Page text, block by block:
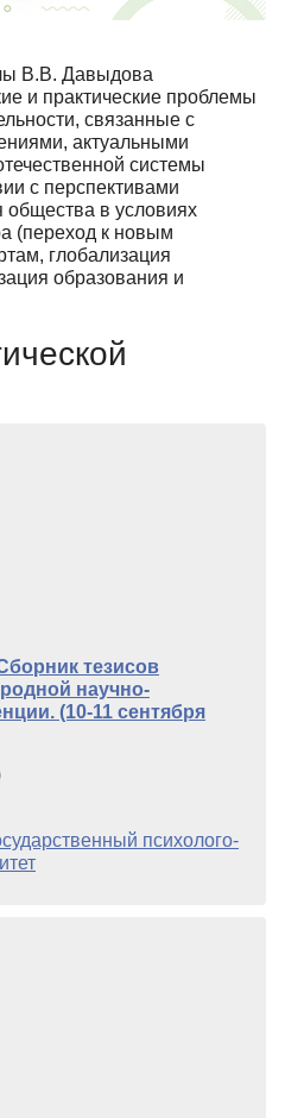
В.В. Давыдова
и практические проблемы
связанные с
актуальными
системы
с перспективами
общества в условиях
(переход к новым
глобализация
образования и
тезисов
научно-
(10-11 сентября
психолого-